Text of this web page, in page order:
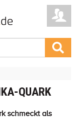
QUARK
schmeckt als